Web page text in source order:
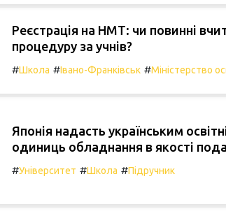
Реєстрація на НМТ: чи повинні
процедуру за учнів?
#Школа #Івано-Франківськ #Міністерство
Японія надасть українським
одиниць обладнання в якості
#Університет #Школа #Підручник